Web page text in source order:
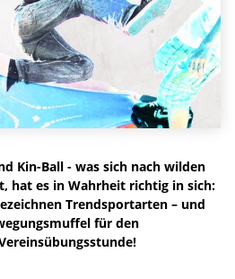
Kin-Ball - was sich nach wilden
hat es in Wahrheit richtig in sich:
Trendsportarten – und
für den